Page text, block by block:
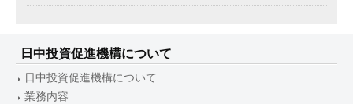
日中投資促進機構について
日中投資促進機構について
業務内容